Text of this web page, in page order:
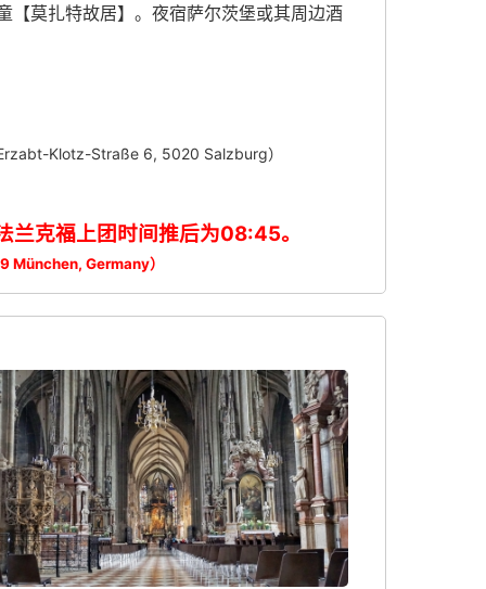
【莫扎特故居】。夜宿萨尔茨堡或其周边酒
Klotz-Straße 6, 5020 Salzburg）
克福上团时间推后为08:45。
Germany）